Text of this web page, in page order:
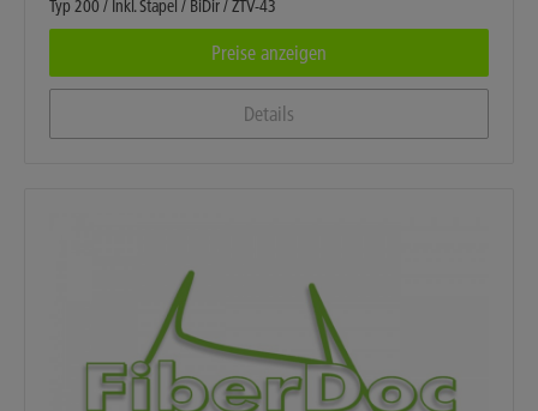
Typ 200 / Inkl. Stapel / BiDir / ZTV-43
Preise anzeigen
Details